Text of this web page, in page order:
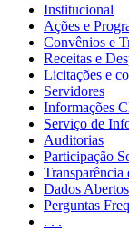
Institucional
Ações e
Convênios e
Receitas e
Licitações e
Servidores
Informações
Serviço de
Auditorias
Participação
Transparência
Dados Abertos
Perguntas
. . .